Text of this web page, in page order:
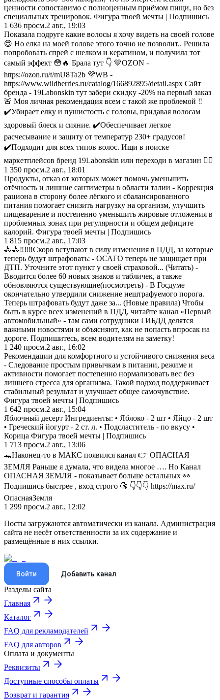
ценности сопоставимо с полноценным приёмом пищи, но без
специальных тренировок. Фигура твоей мечты | Подпишись
1 636 просм.2 авг., 19:03
Показала подруге какие волосы я хочу видеть на своей голове
😍 Но елка на моей голове этого точно не позволит.. Решила
попробовать спрей с шелком и кератином, и получила тот
самый эффект 😳🔥 Брала тут 👇 💙OZON -
https://ozon.ru/t/mU8Ta2b 💜WB -
https://www.wildberries.ru/catalog/166892895/detail.aspx Сайт
бренда - 19Labonskin тут забери скидку -20% на первый заказ
🚨 Моя личная рекомендация всем с такой же проблемой ‼️
✔️Убирает елку и пушистость с головы, придавая волосам
здоровый блеск и сияние. ✔️Обеспечивает легкое
расчесывание и защиту от температур 230+ градусов!
✔️Подходит для всех типов волос. Ищи в поиске
маркетплейсов бренд 19Labonskin или переходи в магазин 👇🏽
1 350 просм.2 авг., 18:01
Продукты, отказ от которых может помочь уменьшить
отёчность и лишние сантиметры в области талии - Коррекция
рациона в сторону более лёгкого и сбалансированного
питания помогает снизить нагрузку на организм, улучшить
пищеварение и постепенно уменьшить жировые отложения в
проблемных зонах при регулярности и общем дефиците
калорий. Фигура твоей мечты | Подпишись
1 815 просм.2 авг., 17:03
🚓🚓‼️‼️‼️Скоро вступают в силу изменения в ПДД, за которые
теперь будут штрафовать: - ОСАГО теперь не защищает при
ДТП. Уточните этот пункт у своей страховой... (Читать) -
Вводится более 60 новых знаков и табличек, а также
обновляются существующие(посмотреть) - В Госдуме
окончательно утвердили снижение нештрафуемого порога.
Теперь штрафовать будут даже за... (Новые правила) Чтобы
быть в курсе всех изменений в ПДД, читайте канал «Первый
автомобильный» - там сами сотрудники ГИБДД делятся
важными новостями и объясняют, как не попасть впросак на
дороге. Подпишитесь, всем водителям на заметку!
1 240 просм.2 авг., 16:02
Рекомендации для комфортного и устойчивого снижения веса
- Следование простым привычкам в питании, режиме и
активности помогает постепенно нормализовать вес без
лишнего стресса для организма. Такой подход поддерживает
стабильный результат и улучшает общее самочувствие.
Фигура твоей мечты | Подпишись
1 642 просм.2 авг., 15:04
Яблочный десерт Ингредиенты: • Яблоко - 2 шт • Яйцо - 2 шт
• Греческий йогурт - 2 ст. л. • Подсластитель - по вкусу •
Корица Фигура твоей мечты | Подпишись
1 713 просм.2 авг., 13:06
🐊Наконец-то в МАКС появился канал 👉 ОПАСНАЯ
ЗЕМЛЯ Раньше я думала, что видела многое …. Но Канал
ОПАСНАЯ ЗЕМЛЯ - показывает больше остальных 👀
Подпишись быстрее , вход строго 🔞 👇👇👇 https://max.ru/
ОпаснаяЗемля
1 299 просм.2 авг., 12:02
Посты загружаются автоматически из канала. Администрация
сайта не несёт ответственности за их содержание и
размещённые в них ссылки.
Войти Добавить канал
Разделы сайта
Главная
Каталог
FAQ для рекламодателей
FAQ для авторов
Оплата и документы
Реквизиты
Доступные способы оплаты
Возврат и гарантия